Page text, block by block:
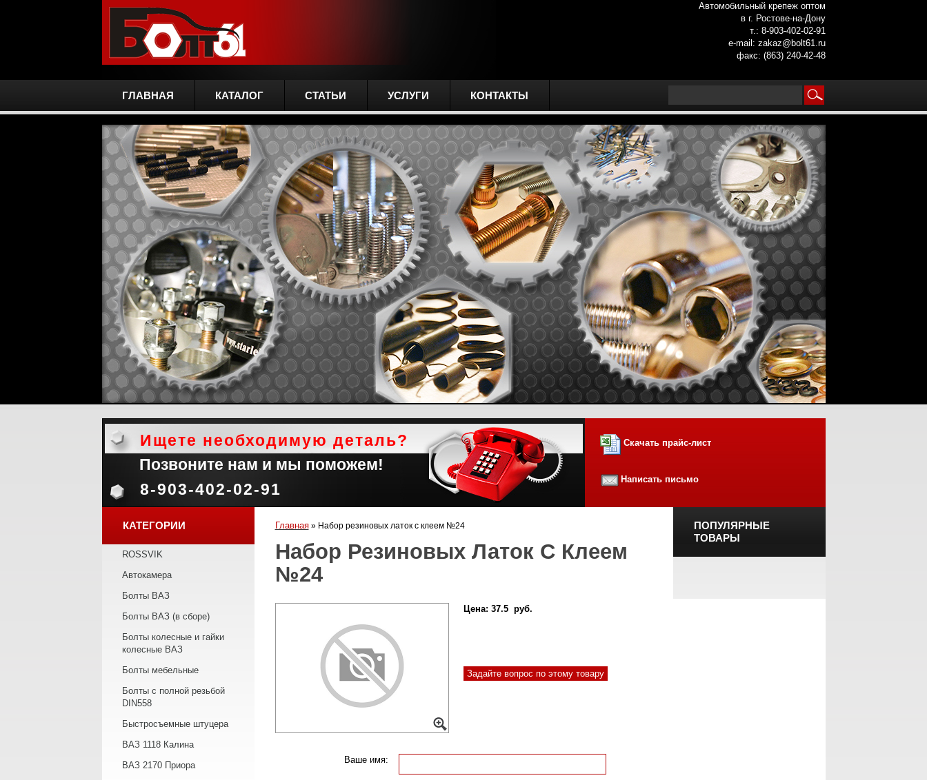
Автомобильный крепеж оптом
в г. Ростове-на-Дону
т.: 8-903-402-02-91
e-mail: zakaz@bolt61.ru
факс: (863) 240-42-48
ГЛАВНАЯ КАТАЛОГ СТАТЬИ УСЛУГИ КОНТАКТЫ
Ищете необходимую деталь?
Позвоните нам и мы поможем!
8-903-402-02-91
Скачать прайс-лист
Написать письмо
ПОПУЛЯРНЫЕ
ТОВАРЫ
КАТЕГОРИИ
ROSSVIK
Автокамера
Болты ВАЗ
Болты ВАЗ (в сборе)
Болты колесные и гайки
колесные ВАЗ
Болты мебельные
Болты с полной резьбой
DIN558
Быстросъемные штуцера
ВАЗ 1118 Калина
ВАЗ 2170 Приора
Главная» Набор резиновых латок с клеем №24
Набор Резиновых Латок С Клеем
№24
Цена: 37.5 руб.
Задайте вопрос по этому товару
Ваше имя: